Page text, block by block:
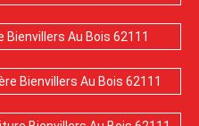
Au Bois 62111
Bienvillers Au Bois 62111